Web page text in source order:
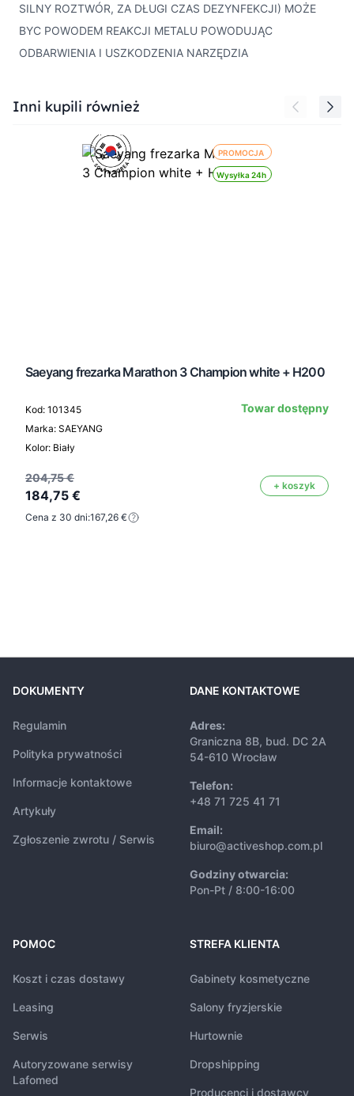
SILNY ROZTWÓR, ZA DŁUGI CZAS DEZYNFEKCJI) MOŻE
BYC POWODEM REAKCJI METALU POWODUJĄC
ODBARWIENIA I USZKODZENIA NARZĘDZIA
Press to skip carousel
Inni kupili również
PROMOCJA
Wysyłka 24h
Saeyang frezarka Marathon 3 Champion white + H200
Kod: 101345
Marka: SAEYANG
Kolor: Biały
Towar dostępny
204,75 €
184,75 €
+ koszyk
Cena z 30 dni:167,26 €
DOKUMENTY
Regulamin
Polityka prywatności
Informacje kontaktowe
Artykuły
Zgłoszenie zwrotu / Serwis
DANE KONTAKTOWE
Adres:
Graniczna 8B, bud. DC 2A
54-610 Wrocław
Telefon:
+48 71 725 41 71
Email:
biuro@activeshop.com.pl
Godziny otwarcia:
Pon-Pt / 8:00-16:00
POMOC
Koszt i czas dostawy
Leasing
Serwis
Autoryzowane serwisy
Lafomed
STREFA KLIENTA
Gabinety kosmetyczne
Salony fryzjerskie
Hurtownie
Dropshipping
Producenci i dostawcy